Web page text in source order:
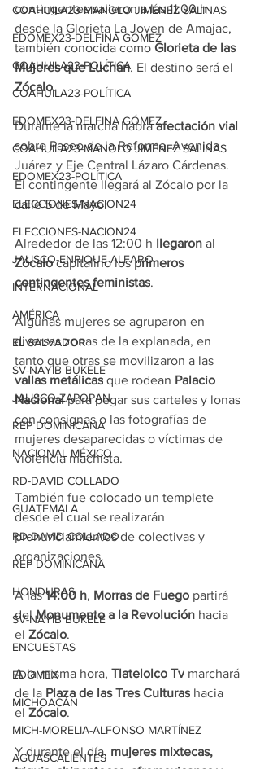
COAHUILA23-MANOLO JIMÉNEZ SALINAS
EDOMEX23-DELFINA GÓMEZ
COAHUILA23-POLÍTICA
COAHUILA23-POLÍTICA
EDOMEX23-DELFINA GÓMEZ
COAHUILA23-MANOLO JIMÉNEZ SALINAS
EDOMEX23-POLÍTICA
ELECCIONES-NACION24
ELECCIONES-NACION24
JALISCO-ENRIQUE ALFARO
INTERNACIONAL
AMÉRICA
EL SALVADOR
SV-NAYIB BUKELE
JALISCO-ZAPOPAN
REP DOMINICANA
NACIONAL MÉXICO
RD-DAVID COLLADO
GUATEMALA
RD-DAVID COLLADO
REP DOMINICANA
HONDURAS
SV-NAYIB BUKELE
ENCUESTAS
EDOMEX
MICHOACÁN
MICH-MORELIA-ALFONSO MARTÍNEZ
AGUASCALIENTES
contingentes salieron a las 11:00 h
desde la Glorieta La Joven de Amajac,
también conocida como Glorieta de las
Mujeres que Luchan. El destino será el
Zócalo.
Durante la marcha habrá afectación vial
sobre Paseo de la Reforma, Avenida
Juárez y Eje Central Lázaro Cárdenas.
El contingente llegará al Zócalo por la
calle 5 de Mayo.
Alrededor de las 12:00 h llegaron al
Zócalo capitalino los primeros
contingentes feministas.
Algunas mujeres se agruparon en
diversas zonas de la explanada, en
tanto que otras se movilizaron a las
vallas metálicas que rodean Palacio
Nacional para pegar sus carteles y lonas
con consignas o las fotografías de
mujeres desaparecidas o víctimas de
violencia machista.
También fue colocado un templete
desde el cual se realizarán
pronunciamientos de colectivas y
organizaciones.
A las 14:00 h, Morras de Fuego partirá
del Monumento a la Revolución hacia
el Zócalo.
A la misma hora, Tlatelolco Tv marchará
de la Plaza de las Tres Culturas hacia
el Zócalo.
Y durante el día, mujeres mixtecas,